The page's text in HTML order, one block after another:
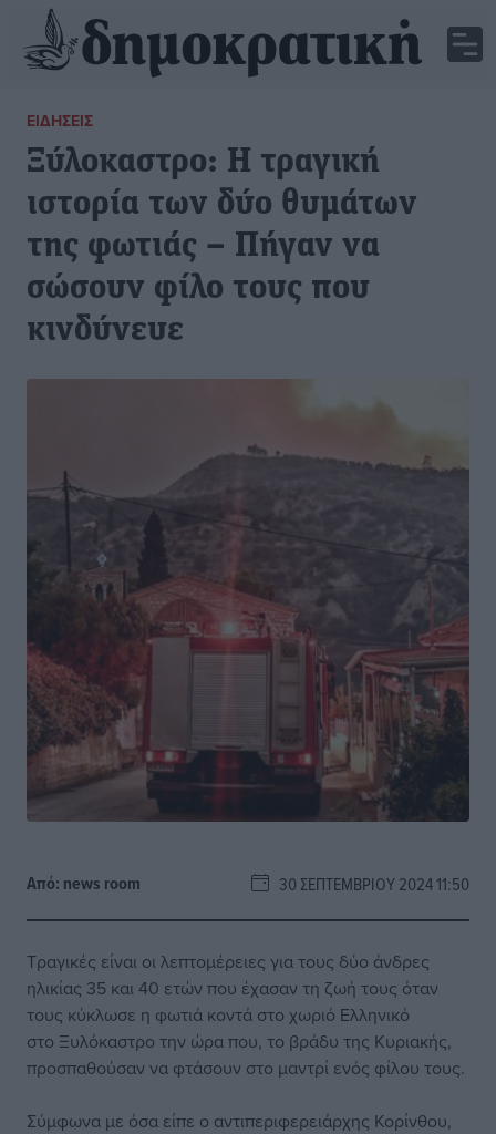
ΕΙΔΉΣΕΙΣ
Ξύλοκαστρο: Η τραγική
ιστορία των δύο θυμάτων
της φωτιάς – Πήγαν να
σώσουν φίλο τους που
κινδύνευε
Από: news room 30 ΣΕΠΤΕΜΒΡΊΟΥ 2024 11:50
Τραγικές είναι οι λεπτομέρειες για τους δύο άνδρες
ηλικίας 35 και 40 ετών που έχασαν τη ζωή τους όταν
τους κύκλωσε η φωτιά κοντά στο χωριό Ελληνικό
στο Ξυλόκαστρο την ώρα που, το βράδυ της Κυριακής,
προσπαθούσαν να φτάσουν στο μαντρί ενός φίλου τους.
Σύμφωνα με όσα είπε ο αντιπεριφερειάρχης Κορίνθου,